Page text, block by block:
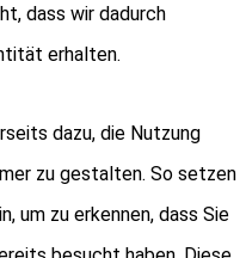
dass wir dadurch
erhalten.
dazu, die Nutzung
zu gestalten. So setzen
um zu erkennen, dass Sie